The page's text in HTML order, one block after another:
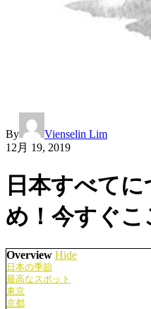
By
Vienselin Lim
12月 19, 2019
日本すべて
め！今すぐこ
Overview Hide
日本の季節
最高なスポット
東京
京都